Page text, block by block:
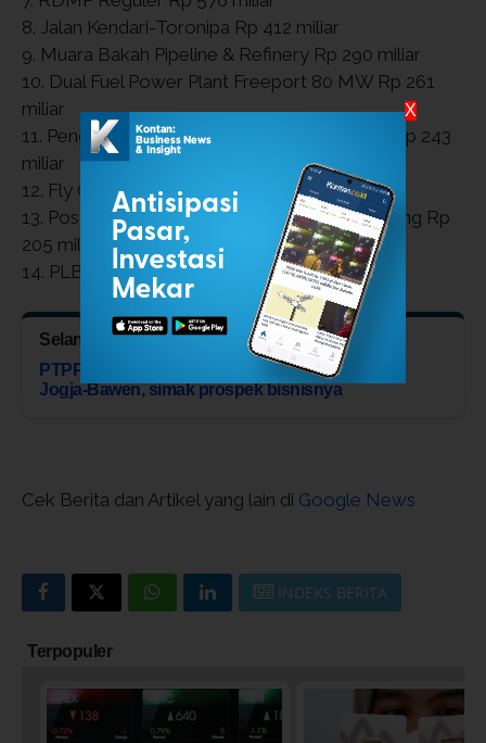
8. Jalan Kendari-Toronipa Rp 412 miliar
9. Muara Bakah Pipeline & Refinery Rp 290 miliar
10. Dual Fuel Power Plant Freeport 80 MW Rp 261
miliar
11. Pengendali Banjir NYIA pada DAS Serang Rp 243
miliar
12. Fly Over Kopo Rp 238 miliar
13. Pos Lintas Batas Negara (PLBN) Sei Pancang Rp
205 miliar
14. PLBN Long Nawang Rp 204 miliar
Selanjutnya:
PTPP menang tender proyek jalan tol
Jogja-Bawen, simak prospek bisnisnya
Cek Berita dan Artikel yang lain di Google News
INDEKS BERITA
Terpopuler
X